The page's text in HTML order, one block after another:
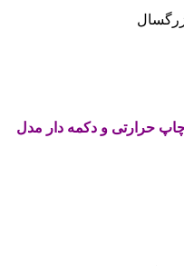
چاپ حرارتی و دکمه دار مدل